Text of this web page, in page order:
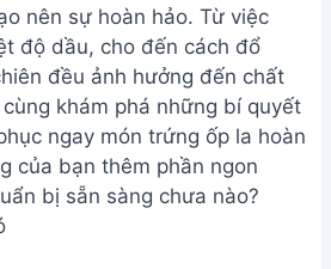
nên sự hoàn hảo. Từ việc
độ dầu, cho đến cách đổ
đều ảnh hưởng đến chất
khám phá những bí quyết
ngay món trứng ốp la hoàn
của bạn thêm phần ngon
bị sẵn sàng chưa nào?